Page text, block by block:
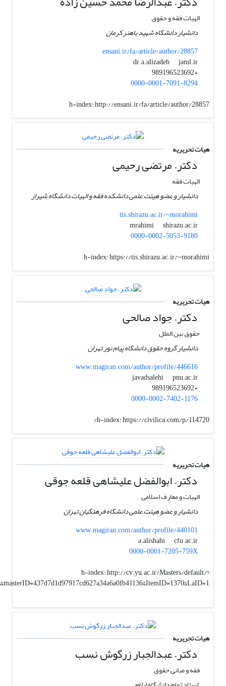
الهیات فقه و حقوق
دانشیار دانشگاه شهید باهنر کرمان
ensani.ir/fa/article/author/28857
dr.a.alizadeh
jaml.ir
+989196523692
0000-0001-7091-8294
h-index:http://ensani.ir/fa/article/author/28857
هیات تحریریه
دکتر. مرتضی رحیمی
الهیات فقه
دانشیار و عضو هیئت علمی دانشکده فقه و الهیات دانشگاه شیراز
tis.shirazu.ac.ir/~morahimi
mrahimi
shirazu.ac.ir
0000-0002-5053-9180
h-index:https://tis.shirazu.ac.ir/~morahimi
هیات تحریریه
دکتر. جواد صالحی
حقوق بین الملل
دانشیار گروه حقوق دانشگاه پیام نور تهران
www.magiran.com/author/profile/446616
javadsalehi
pnu.ac.ir
+989196523692
0000-0002-7402-1176
h-index:https://civilica.com/p/114720/
هیات تحریریه
دکتر. ابوالفضل علیشاهی قلعه جوقی
الهیات و معارف اسلامی
دانشیار و عضو هیئت علمی دانشگاه فرهنگیان تهران
www.magiran.com/author/profile/440101
a.alishahi
cfu.ac.ir
0000-0001-7205-759X
h-index:http://cv.yu.ac.ir/Masters/default/?
هیات تحریریه
دکتر. عبدالجبار زرگوش نسب
فقه و مبانی حقوق